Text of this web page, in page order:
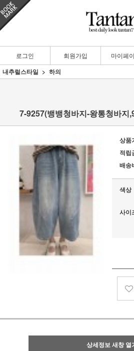
로그인 회원가입 마이페
내추럴스타일 하의
7-9257(뱅뱅청바지-왕통청바지
상품
적립
배송
색상
사이
상세정보 새창 열